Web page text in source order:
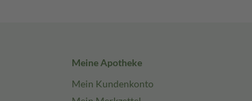
Meine Apotheke
Mein Kundenkonto